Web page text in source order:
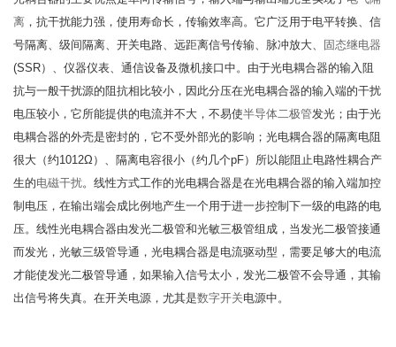
离 ，抗干扰能力强，使用寿命长，传输效率高。它广泛用于电平转换、信
号隔离、级间隔离、开关电路、远距离信号传输、脉冲放大、
固态继电器
(SSR）、仪器仪表、通信设备及微机接口中。由于光电耦合器的输入阻
抗与一般干扰源的阻抗相比较小，因此分压在光电耦合器的输入端的干扰
电压较小，它所能提供的电流并不大，不易使半导体二极管发光；由于光
电耦合器的外壳是密封的，它不受外部光的影响；光电耦合器的隔离电阻
很大（约1012Ω）、隔离电容很小（约几个pF）所以能阻止电路性耦合产
生的电磁干扰。线性方式工作的光电耦合器是在光电耦合器的输入端加控
制电压，在输出端会成比例地产生一个用于进一步控制下一级的电路的电
压。线性光电耦合器由发光二极管和光敏三极管组成，当发光二极管接通
而发光，光敏三级管导通，光电耦合器是电流驱动型，需要足够大的电流
才能使发光二极管导通，如果输入信号太小，发光二极管不会导通，其输
出信号将失真。在开关电源，尤其是数字开关电源中。